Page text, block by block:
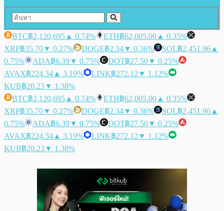
BTC฿2,120,695 ▲ 0.74% ETH฿62,005.00 ▲ 0.35%
XRP฿35.70▼ 0.27% DOGE฿2.34▼ 0.36% SOL฿2,451.96 ▲
0.75%
ADA฿6.39▼ 0.75% DOT฿27.50▼ 0.25%
AVAX฿224.34 ▲ 3.19% LINK฿272.12 ▼ 1.12%
KUB฿20.23▼ 1.38%
BTC฿2,120,695 ▲ 0.74% ETH฿62,005.00 ▲ 0.35%
XRP฿35.70▼ 0.27% DOGE฿2.34▼ 0.36% SOL฿2,451.96 ▲
0.75%
ADA฿6.39▼ 0.75% DOT฿27.50▼ 0.25%
AVAX฿224.34 ▲ 3.19% LINK฿272.12 ▼ 1.12%
KUB฿20.23▼ 1.38%